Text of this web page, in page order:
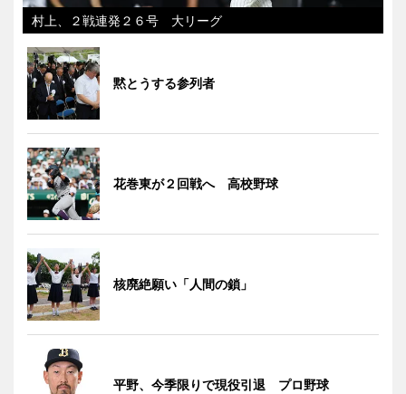
村上、２戦連発２６号 大リーグ
黙とうする参列者
花巻東が２回戦へ 高校野球
核廃絶願い「人間の鎖」
平野、今季限りで現役引退 プロ野球